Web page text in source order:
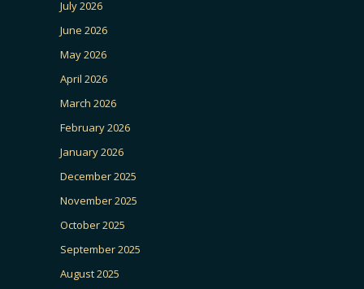
July 2026
June 2026
May 2026
April 2026
March 2026
February 2026
January 2026
December 2025
November 2025
October 2025
September 2025
August 2025